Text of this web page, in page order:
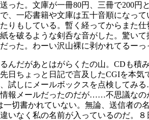
った。文庫が一冊80円、三冊で200
、一応書籍や文庫は五十音順になっ
もしている。暫く経ってからまた仕
を破るような剣呑な音がした。驚い
った。わーい沢山裸に剥かれてるーっ
だがあとはがらくたの山。CDも積
日ちょっと日記で言及したCGIを本
試しにメールボックスを点検して
報メールだったのだが……不思議なの
切書かれていない。無論、送信者の
いなく私の名前が入っているのだ。